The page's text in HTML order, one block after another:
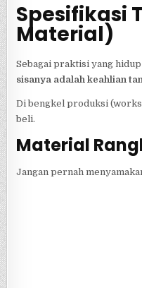
Spesifikasi
Material)
Sebagai praktisi yang
sisanya adalah keahlian
Di bengkel produksi
beli.
Material
Jangan pernah